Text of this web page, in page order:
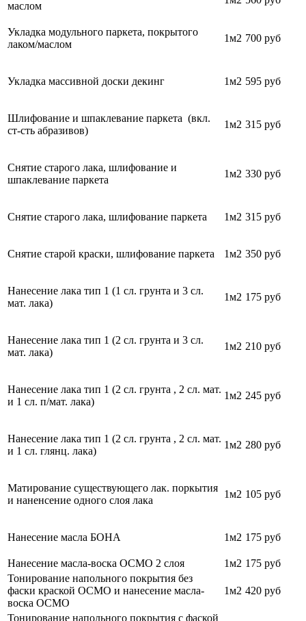
маслом
Укладка модульного паркета, покрытого
лаком/маслом
1м2 700 руб
Укладка массивной доски декинг 1м2 595 руб
Шлифование и шпаклевание паркета (вкл.
ст-сть абразивов)
1м2 315 руб
Снятие старого лака, шлифование и
шпаклевание паркета
1м2 330 руб
Снятие старого лака, шлифование паркета 1м2 315 руб
Снятие старой краски, шлифование паркета 1м2 350 руб
Нанесение лака тип 1 (1 сл. грунта и 3 сл.
мат. лака)
1м2 175 руб
Нанесение лака тип 1 (2 сл. грунта и 3 сл.
мат. лака)
1м2 210 руб
Нанесение лака тип 1 (2 сл. грунта , 2 сл. мат.
и 1 сл. п/мат. лака)
1м2 245 руб
Нанесение лака тип 1 (2 сл. грунта , 2 сл. мат.
и 1 сл. глянц. лака)
1м2 280 руб
Матирование существующего лак. поркытия
и наненсение одного слоя лака
1м2 105 руб
Нанесение масла БОНА 1м2 175 руб
Нанесение масла-воска ОСМО 2 слоя 1м2 175 руб
Тонирование напольного покрытия без
фаски краской ОСМО и нанесение масла-
воска ОСМО
1м2 420 руб
Тонирование напольного покрытия с фаской